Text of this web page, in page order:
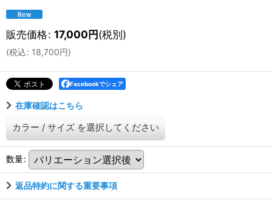
販売価格: 17,000円(税別)
(税込: 18,700円)
Facebookでシェア
在庫確認はこちら
カラー / サイズ を選択してください
数量:
返品特約に関する重要事項